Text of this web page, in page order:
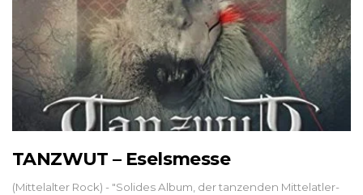
TANZWUT – Eselsmesse
(Mittelalter Rock) - "Solides Album, der tanzenden Mittelatler-